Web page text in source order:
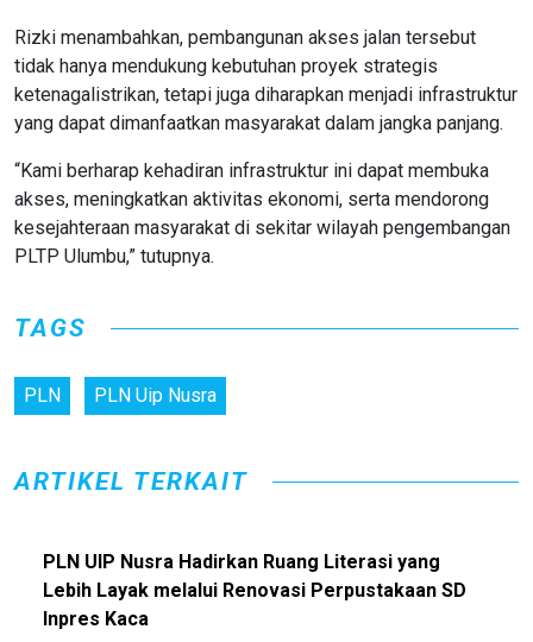
Rizki menambahkan, pembangunan akses jalan tersebut
tidak hanya mendukung kebutuhan proyek strategis
ketenagalistrikan, tetapi juga diharapkan menjadi infrastruktur
yang dapat dimanfaatkan masyarakat dalam jangka panjang.
“Kami berharap kehadiran infrastruktur ini dapat membuka
akses, meningkatkan aktivitas ekonomi, serta mendorong
kesejahteraan masyarakat di sekitar wilayah pengembangan
PLTP Ulumbu,” tutupnya.
TAGS
PLN PLN Uip Nusra
ARTIKEL TERKAIT
PLN UIP Nusra Hadirkan Ruang Literasi yang
Lebih Layak melalui Renovasi Perpustakaan SD
Inpres Kaca